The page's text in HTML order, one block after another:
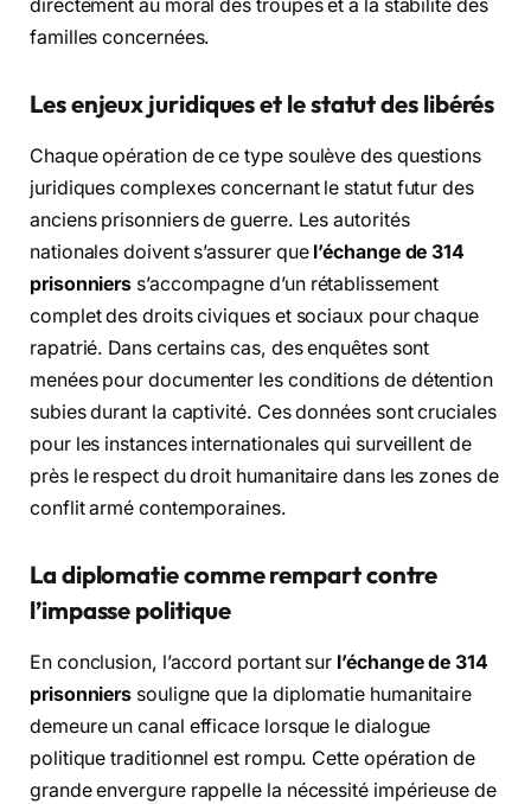
directement au moral des troupes et à la stabilité des
familles concernées.
Les enjeux juridiques et le statut des libérés
Chaque opération de ce type soulève des questions
juridiques complexes concernant le statut futur des
anciens prisonniers de guerre. Les autorités
nationales doivent s’assurer que l’échange de 314
prisonniers s’accompagne d’un rétablissement
complet des droits civiques et sociaux pour chaque
rapatrié. Dans certains cas, des enquêtes sont
menées pour documenter les conditions de détention
subies durant la captivité. Ces données sont cruciales
pour les instances internationales qui surveillent de
près le respect du droit humanitaire dans les zones de
conflit armé contemporaines.
La diplomatie comme rempart contre
l’impasse politique
En conclusion, l’accord portant sur l’échange de 314
prisonniers souligne que la diplomatie humanitaire
demeure un canal efficace lorsque le dialogue
politique traditionnel est rompu. Cette opération de
grande envergure rappelle la nécessité impérieuse de